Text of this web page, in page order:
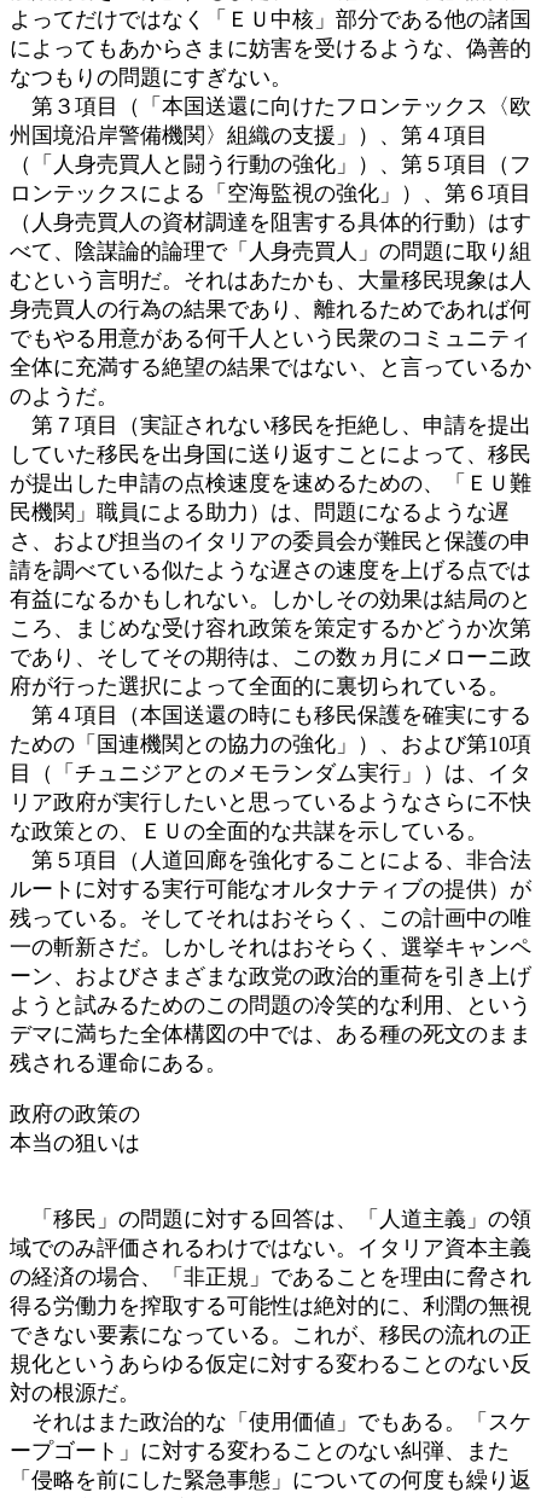
よってだけではなく「ＥＵ中核」部分である他の諸国
によってもあからさまに妨害を受けるような、偽善的
なつもりの問題にすぎない。
第３項目（「本国送還に向けたフロンテックス〈欧
州国境沿岸警備機関〉組織の支援」）、第４項目
（「人身売買人と闘う行動の強化」）、第５項目（フ
ロンテックスによる「空海監視の強化」）、第６項目
（人身売買人の資材調達を阻害する具体的行動）はす
べて、陰謀論的論理で「人身売買人」の問題に取り組
むという言明だ。それはあたかも、大量移民現象は人
身売買人の行為の結果であり、離れるためであれば何
でもやる用意がある何千人という民衆のコミュニティ
全体に充満する絶望の結果ではない、と言っているか
のようだ。
第７項目（実証されない移民を拒絶し、申請を提出
していた移民を出身国に送り返すことによって、移民
が提出した申請の点検速度を速めるための、「ＥＵ難
民機関」職員による助力）は、問題になるような遅
さ、および担当のイタリアの委員会が難民と保護の申
請を調べている似たような遅さの速度を上げる点では
有益になるかもしれない。しかしその効果は結局のと
ころ、まじめな受け容れ政策を策定するかどうか次第
であり、そしてその期待は、この数ヵ月にメローニ政
府が行った選択によって全面的に裏切られている。
第４項目（本国送還の時にも移民保護を確実にする
ための「国連機関との協力の強化」）、および第10項
目（「チュニジアとのメモランダム実行」）は、イタ
リア政府が実行したいと思っているようなさらに不快
な政策との、ＥＵの全面的な共謀を示している。
第５項目（人道回廊を強化することによる、非合法
ルートに対する実行可能なオルタナティブの提供）が
残っている。そしてそれはおそらく、この計画中の唯
一の斬新さだ。しかしそれはおそらく、選挙キャンペ
ーン、およびさまざまな政党の政治的重荷を引き上げ
ようと試みるためのこの問題の冷笑的な利用、という
デマに満ちた全体構図の中では、ある種の死文のまま
残される運命にある。
政府の政策の
本当の狙いは
「移民」の問題に対する回答は、「人道主義」の領
域でのみ評価されるわけではない。イタリア資本主義
の経済の場合、「非正規」であることを理由に脅され
得る労働力を搾取する可能性は絶対的に、利潤の無視
できない要素になっている。これが、移民の流れの正
規化というあらゆる仮定に対する変わることのない反
対の根源だ。
それはまた政治的な「使用価値」でもある。「スケ
ープゴート」に対する変わることのない糾弾、また
「侵略を前にした緊急事態」についての何度も繰り返